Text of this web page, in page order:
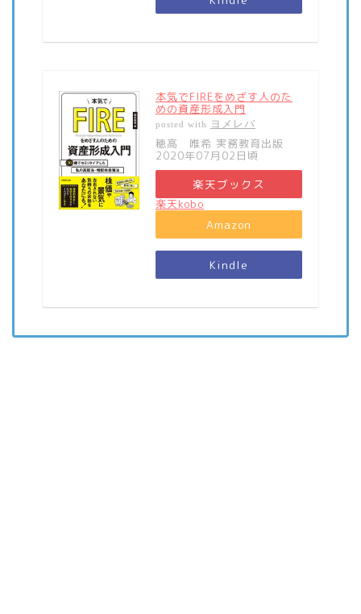
本気でFIREをめざす人のた
めの資産形成入門
posted with ヨメレバ
穂高 唯希 実務教育出版
2020年07月02日頃
楽天ブックス
楽天kobo
Amazon
Kindle